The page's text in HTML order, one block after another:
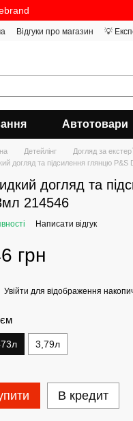
Відгуки про магазин 💡
Автотовари
Детейлінг Догляд за
догляд та підсилення глянцю
догляд та
214546
Написати відгук
грн
Увійти для відображення
3,79л
В кредит